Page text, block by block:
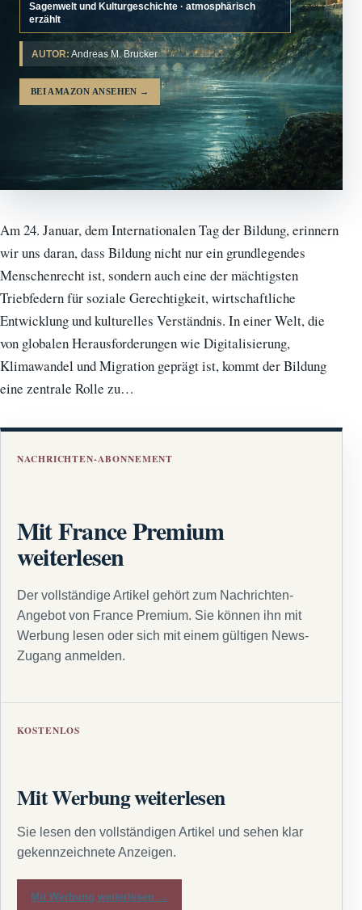
Sagenwelt und Kulturgeschichte · atmosphärisch
erzählt
AUTOR: Andreas M. Brucker
BEI AMAZON ANSEHEN →
Am 24. Januar, dem Internationalen Tag der Bildung, erinnern
wir uns daran, dass Bildung nicht nur ein grundlegendes
Menschenrecht ist, sondern auch eine der mächtigsten
Triebfedern für soziale Gerechtigkeit, wirtschaftliche
Entwicklung und kulturelles Verständnis. In einer Welt, die
von globalen Herausforderungen wie Digitalisierung,
Klimawandel und Migration geprägt ist, kommt der Bildung
eine zentrale Rolle zu…
NACHRICHTEN-ABONNEMENT
Mit France Premium
weiterlesen
Der vollständige Artikel gehört zum Nachrichten-
Angebot von France Premium. Sie können ihn mit
Werbung lesen oder sich mit einem gültigen News-
Zugang anmelden.
KOSTENLOS
Mit Werbung weiterlesen
Sie lesen den vollständigen Artikel und sehen klar
gekennzeichnete Anzeigen.
Mit Werbung weiterlesen →